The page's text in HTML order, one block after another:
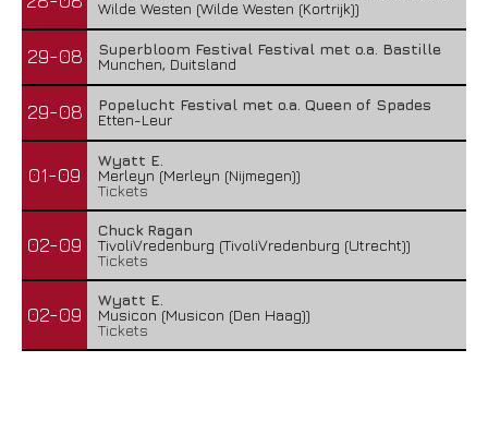
Wilde Westen (Wilde Westen (Kortrijk))
29-08
Superbloom Festival Festival met o.a. Bastille
Munchen, Duitsland
29-08
Popelucht Festival met o.a. Queen of Spades
Etten-Leur
01-09
Wyatt E.
Merleyn (Merleyn (Nijmegen))
Tickets
02-09
Chuck Ragan
TivoliVredenburg (TivoliVredenburg (Utrecht))
Tickets
02-09
Wyatt E.
Musicon (Musicon (Den Haag))
Tickets